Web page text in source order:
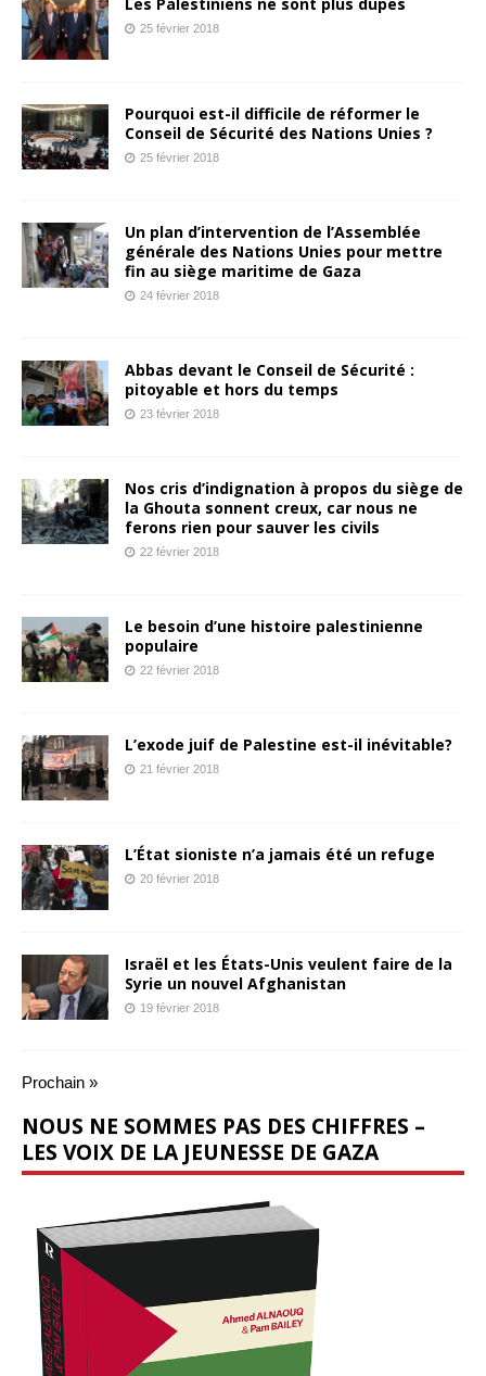
25 février 2018
Pourquoi est-il difficile de réformer le
Conseil de Sécurité des Nations Unies ?
25 février 2018
Un plan d’intervention de l’Assemblée
générale des Nations Unies pour mettre
fin au siège maritime de Gaza
24 février 2018
Abbas devant le Conseil de Sécurité :
pitoyable et hors du temps
23 février 2018
Nos cris d’indignation à propos du siège de
la Ghouta sonnent creux, car nous ne
ferons rien pour sauver les civils
22 février 2018
Le besoin d’une histoire palestinienne
populaire
22 février 2018
L’exode juif de Palestine est-il inévitable?
21 février 2018
L’État sioniste n’a jamais été un refuge
20 février 2018
Israël et les États-Unis veulent faire de la
Syrie un nouvel Afghanistan
19 février 2018
Prochain »
NOUS NE SOMMES PAS DES CHIFFRES –
LES VOIX DE LA JEUNESSE DE GAZA